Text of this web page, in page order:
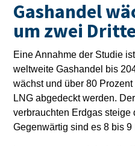
Gashandel
um zwei
Eine Annahme der Studie
weltweite Gashandel bis
wächst und über 80
LNG abgedeckt werden.
verbrauchten Erdgas steige
Gegenwärtig sind es 8 bis 9